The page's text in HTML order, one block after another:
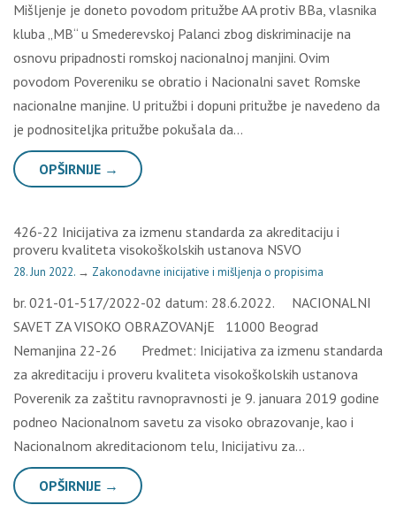
Mišljenje je doneto povodom pritužbe AA protiv BBa, vlasnika
kluba „MB“ u Smederevskoj Palanci zbog diskriminacije na
osnovu pripadnosti romskoj nacionalnoj manjini. Ovim
povodom Povereniku se obratio i Nacionalni savet Romske
nacionalne manjine. U pritužbi i dopuni pritužbe je navedeno da
je podnositeljka pritužbe pokušala da…
OPŠIRNIJE →
426-22 Inicijativa za izmenu standarda za akreditaciju i
proveru kvaliteta visokoškolskih ustanova NSVO
28. Jun 2022. → Zakonodavne inicijative i mišljenja o propisima
br. 021-01-517/2022-02 datum: 28.6.2022. NACIONALNI
SAVET ZA VISOKO OBRAZOVANjE 11000 Beograd
Nemanjina 22-26 Predmet: Inicijativa za izmenu standarda
za akreditaciju i proveru kvaliteta visokoškolskih ustanova
Poverenik za zaštitu ravnopravnosti je 9. januara 2019 godine
podneo Nacionalnom savetu za visoko obrazovanje, kao i
Nacionalnom akreditacionom telu, Inicijativu za…
OPŠIRNIJE →